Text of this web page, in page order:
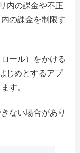
内の課金や不正
の課金を制限す
ール）をかける
じめとするアプ
す。
ない場合があり